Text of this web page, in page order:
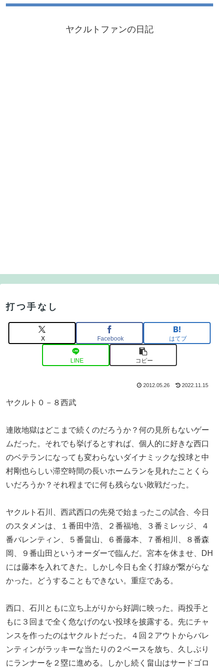
ヤクルトファンの日記
打つ手なし
X Facebook はてブ
LINE コピー
2012.05.26 2022.11.15
ヤクルト０－８西武
連敗地獄はどこまで続くのだろうか？何の見所もないゲー
ムだった。それでも挙げるとすれば、個人的に好きな西口
のベテランになっても変わらないダイナミックな投球と中
村剛也らしい滞空時間の長いホームランを見れたことくら
いだろうか？それ程までに何も残らない敗戦だった。
ヤクルト石川、西武西口の先発で始まったこの試合、今日
のスタメンは、１番田中浩、２番福地、３番ミレッジ、４
番バレンティン、５番畠山、６番藤本、７番相川、８番森
岡、９番山田というオーダーで臨んだ。宮本を休ませ、DH
には藤本を入れてきた。しかし今日も全く打線が繋がらな
かった。どうすることもできない。重症である。
西口、石川ともに立ち上がりから好調に映った。両投手と
もに３回まで全く危なげのない投球を披露する。先にチャ
ンスを作ったのはヤクルトだった。４回２アウトからバレ
ンティンがラッキーな当たりの２ベースを放ち、久しぶり
にランナーを２塁に進める。しかし続く畠山はサードゴロ